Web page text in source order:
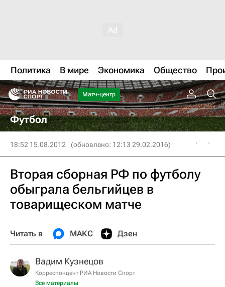
Политика В мире Экономика Общество
Матч-центр
Футбол
18:52 15.08.2012 (обновлено: 12:13 29.02.2016)
Вторая сборная РФ по футболу
обыграла бельгийцев в
товарищеском матче
Читать в МАКС Дзен
Вадим Кузнецов
Корреспондент РИА Новости Спорт
Все материалы